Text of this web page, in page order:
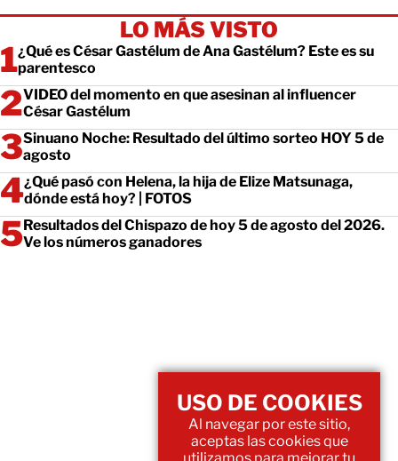
LO MÁS VISTO
¿Qué es César Gastélum de Ana Gastélum? Este es su
parentesco
VIDEO del momento en que asesinan al influencer
César Gastélum
Sinuano Noche: Resultado del último sorteo HOY 5 de
agosto
¿Qué pasó con Helena, la hija de Elize Matsunaga,
dónde está hoy? | FOTOS
Resultados del Chispazo de hoy 5 de agosto del 2026.
Ve los números ganadores
USO DE COOKIES
Al navegar por este sitio,
aceptas las cookies que